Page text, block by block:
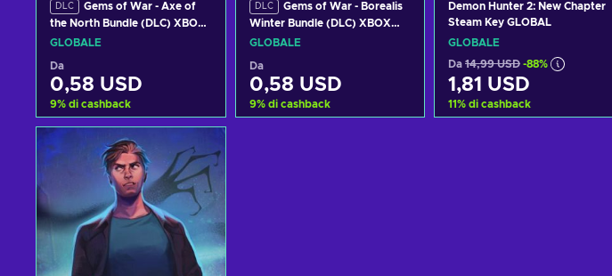
DLC
Gems of War - Axe of
the North Bundle (DLC) XBOX
LIVE Key GLOBAL
GLOBALE
Da
0,58 USD
9% di cashback
Aggiungi al carrello
Visualizza offerte
DLC
Gems of War - Borealis
Winter Bundle (DLC) XBOX
LIVE Key GLOBAL
GLOBALE
Da
0,58 USD
9% di cashback
Demon Hunter 2: New Chapter
Steam Key GLOBAL
GLOBALE
Da 14,99 USD -88%
1,81 USD
11% di cashback